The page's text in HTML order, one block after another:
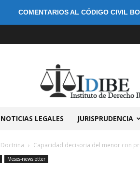
COMENTARIOS AL CÓDIGO CIVIL
NOTICIAS LEGALES JURISPRUDENCIA
Doctrina Capacidad decisoria del menor con
Meses-newsletter